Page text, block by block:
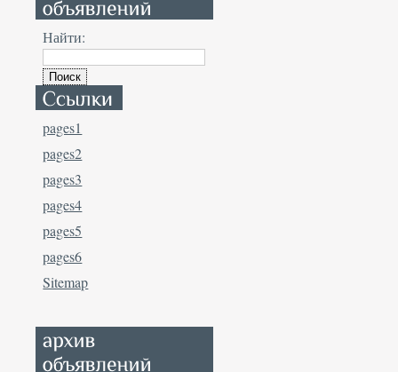
Найти:
pages1
pages2
pages3
pages4
pages5
pages6
Sitemap